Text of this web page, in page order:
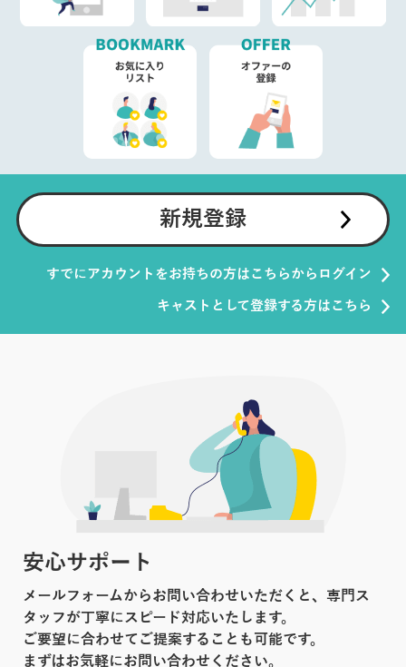
新規登録
すでにアカウントをお持ちの方はこちらからログイン
キャストとして登録する方はこちら
安心サポート
メールフォームからお問い合わせいただくと、専門ス
タッフが丁寧にスピード対応いたします。
ご要望に合わせてご提案することも可能です。
まずはお気軽にお問い合わせください。